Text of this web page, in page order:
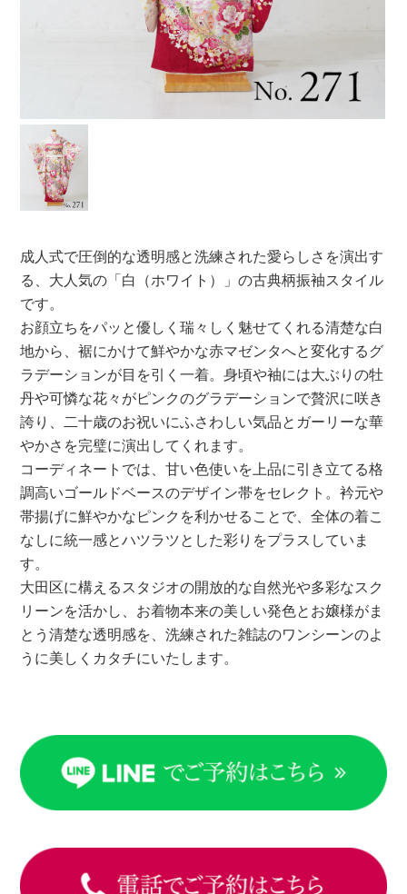
成人式で圧倒的な透明感と洗練された愛らしさを演出す
る、大人気の「白（ホワイト）」の古典柄振袖スタイル
です。
お顔立ちをパッと優しく瑞々しく魅せてくれる清楚な白
地から、裾にかけて鮮やかな赤マゼンタへと変化するグ
ラデーションが目を引く一着。身頃や袖には大ぶりの牡
丹や可憐な花々がピンクのグラデーションで贅沢に咲き
誇り、二十歳のお祝いにふさわしい気品とガーリーな華
やかさを完璧に演出してくれます。
コーディネートでは、甘い色使いを上品に引き立てる格
調高いゴールドベースのデザイン帯をセレクト。衿元や
帯揚げに鮮やかなピンクを利かせることで、全体の着こ
なしに統一感とハツラツとした彩りをプラスしていま
す。
大田区に構えるスタジオの開放的な自然光や多彩なスク
リーンを活かし、お着物本来の美しい発色とお嬢様がま
とう清楚な透明感を、洗練された雑誌のワンシーンのよ
うに美しくカタチにいたします。